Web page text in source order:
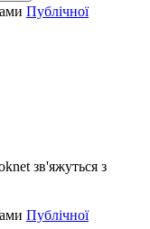
Публічної
зв'яжуться з
Публічної